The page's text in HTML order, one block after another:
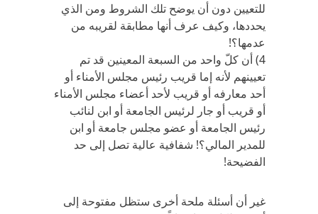
للتعيين دون أن يوضح تلك الشروط ومن الذي
يحددها، وكيف عرف أنها مطابقة لقريبه من
عدمها؟!
4) أن كلّ واحد من السبعة المعينين قد تم
تعيينهم لأنه إما قريب رئيس مجلس الأمناء أو
أحد معارفه أو قريب لأحد أعضاء مجلس الأمناء
أو قريب أو جار لرئيس الجامعة أو ابن لنائب
رئيس الجامعة أو عضو مجلس جامعة أو ابن
للمدير المالي؟! شفافية عالية تصل إلى حد
الفضيحة!
غير أن أسئلة ملحة أخرى ستظل مفتوحة إلى